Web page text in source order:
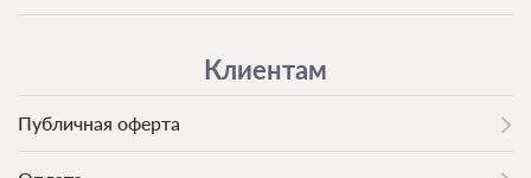
Клиентам
Публичная оферта